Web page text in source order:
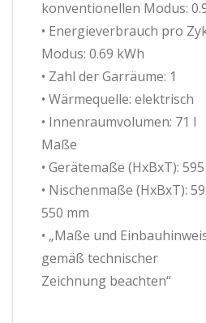
konventionellen Modus:
• Energieverbrauch pro
Modus: 0.69 kWh
• Zahl der Garräume: 1
• Wärmequelle: elektrisch
• Innenraumvolumen: 71 l
Maße
• Gerätemaße (HxBxT):
• Nischenmaße (HxBxT):
550 mm
• „Maße und
gemäß technischer
Zeichnung beachten“